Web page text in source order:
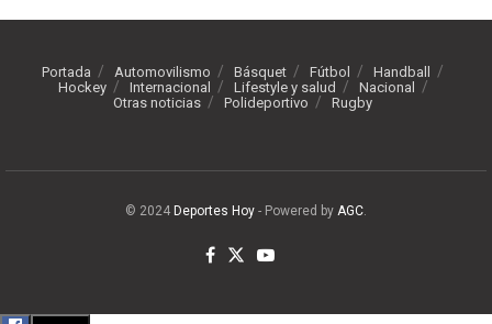
Portada Automovilismo Básquet Fútbol
Handball
Hockey
Internacional Lifestyle y salud
Nacional
Otras noticias
Polideportivo Rugby
© 2024 Deportes Hoy - Powered by AGC